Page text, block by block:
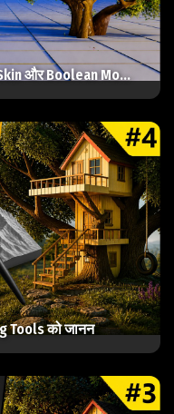
और Boolean Mo...
Tools को जानन